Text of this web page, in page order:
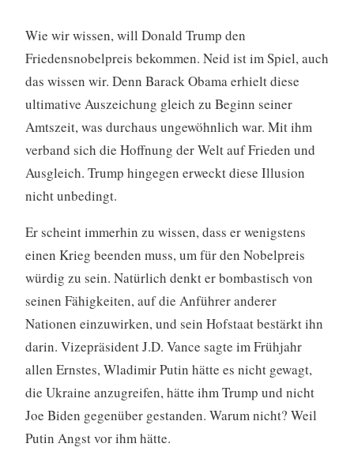
Wie wir wissen, will Donald Trump den
Friedensnobelpreis bekommen. Neid ist im Spiel, auch
das wissen wir. Denn Barack Obama erhielt diese
ultimative Auszeichung gleich zu Beginn seiner
Amtszeit, was durchaus ungewöhnlich war. Mit ihm
verband sich die Hoffnung der Welt auf Frieden und
Ausgleich. Trump hingegen erweckt diese Illusion
nicht unbedingt.
Er scheint immerhin zu wissen, dass er wenigstens
einen Krieg beenden muss, um für den Nobelpreis
würdig zu sein. Natürlich denkt er bombastisch von
seinen Fähigkeiten, auf die Anführer anderer
Nationen einzuwirken, und sein Hofstaat bestärkt ihn
darin. Vizepräsident J.D. Vance sagte im Frühjahr
allen Ernstes, Wladimir Putin hätte es nicht gewagt,
die Ukraine anzugreifen, hätte ihm Trump und nicht
Joe Biden gegenüber gestanden. Warum nicht? Weil
Putin Angst vor ihm hätte.